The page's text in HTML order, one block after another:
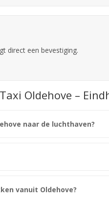
direct een bevestiging.
Oldehove –
naar de luchthaven?
vanuit Oldehove?